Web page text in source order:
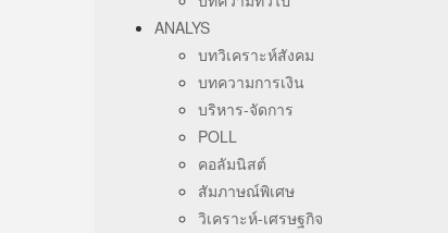
ANALYS
บทวิเคราะห์สังคม
บทความการเงิน
บริหาร-จัดการ
POLL
คอลัมนิสต์
สัมภาษณ์พิเศษ
วิเคราะห์-เศรษฐกิจ